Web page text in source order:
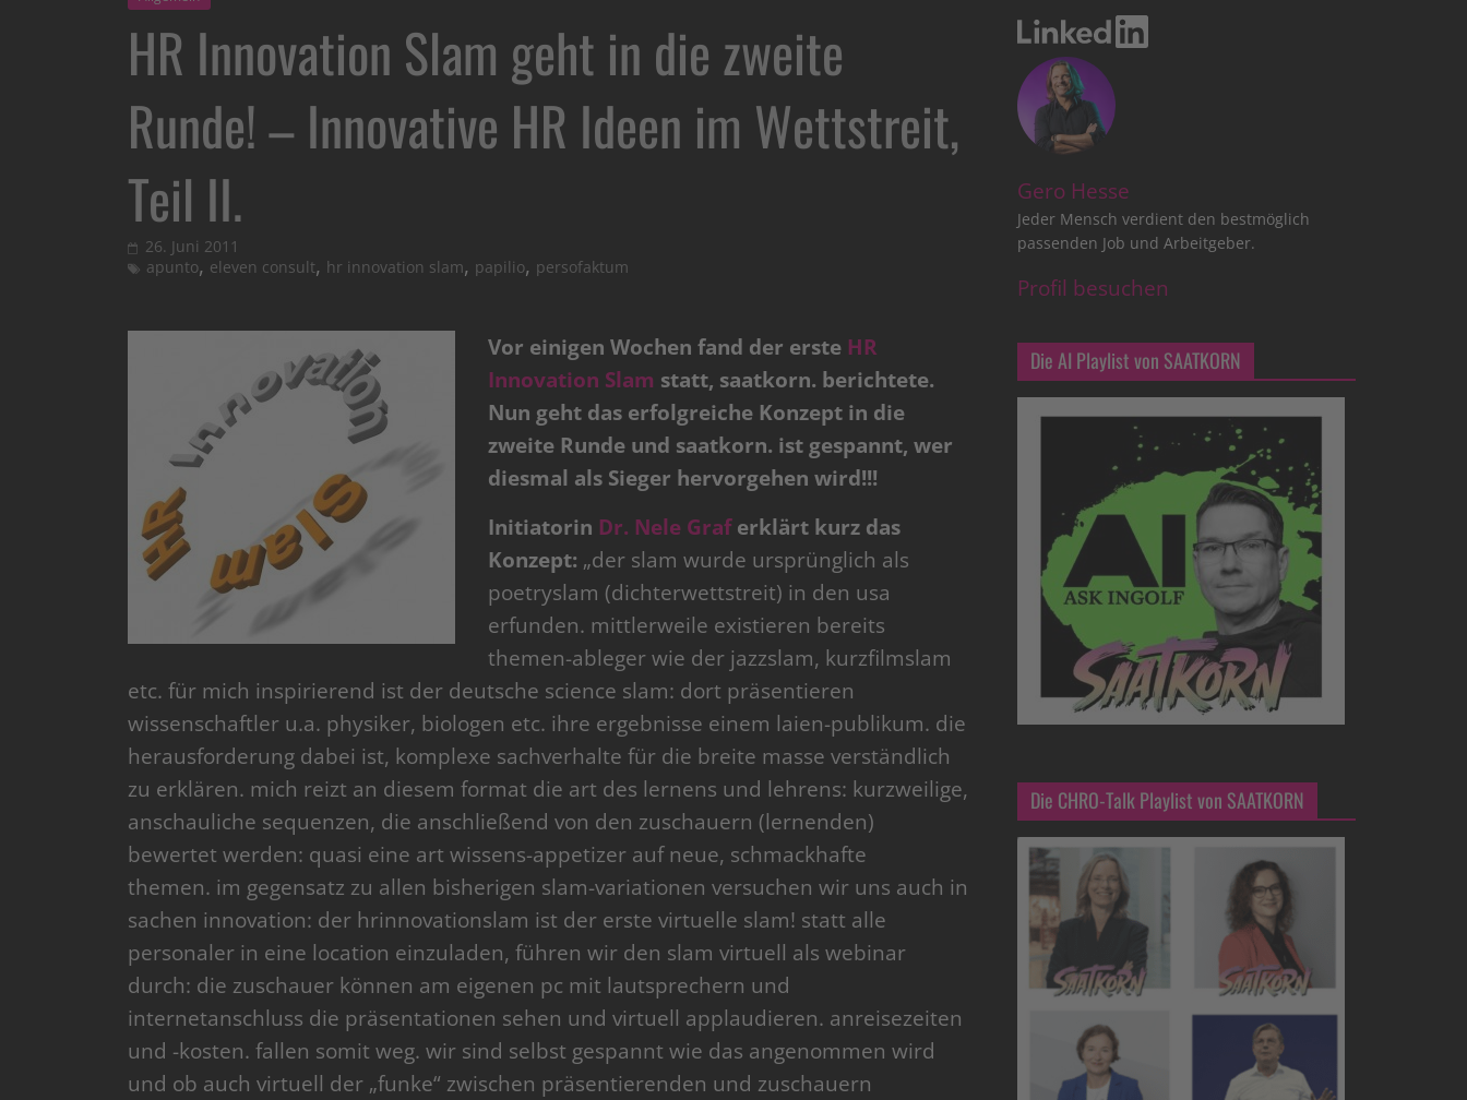
HR Innovation Slam geht in die zweite
Runde! – Innovative HR Ideen im Wettstreit,
Teil II.
26. Juni 2011
apunto, eleven consult, hr innovation slam, papilio, persofaktum
Vor einigen Wochen fand der erste HR
Innovation Slam statt, saatkorn. berichtete.
Nun geht das erfolgreiche Konzept in die
zweite Runde und saatkorn. ist gespannt, wer
diesmal als Sieger hervorgehen wird!!!
Initiatorin Dr. Nele Graferklärt kurz das
Konzept: „der slam wurde ursprünglich als
poetryslam (dichterwettstreit) in den usa
erfunden. mittlerweile existieren bereits
themen-ableger wie der jazzslam, kurzfilmslam
etc. für mich inspirierend ist der deutsche science slam: dort präsentieren
wissenschaftler u.a. physiker, biologen etc. ihre ergebnisse einem laien-publikum. die
herausforderung dabei ist, komplexe sachverhalte für die breite masse verständlich
zu erklären. mich reizt an diesem format die art des lernens und lehrens: kurzweilige,
anschauliche sequenzen, die anschließend von den zuschauern (lernenden)
bewertet werden: quasi eine art wissens-appetizer auf neue, schmackhafte
themen. im gegensatz zu allen bisherigen slam-variationen versuchen wir uns auch in
sachen innovation: der hrinnovationslam ist der erste virtuelle slam! statt alle
personaler in eine location einzuladen, führen wir den slam virtuell als webinar
durch: die zuschauer können am eigenen pc mit lautsprechern und
internetanschluss die präsentationen sehen und virtuell applaudieren. anreisezeiten
und -kosten. fallen somit weg. wir sind selbst gespannt wie das angenommen wird
und ob auch virtuell der „funke“ zwischen präsentierenden und zuschauern
Gero Hesse
Jeder Mensch verdient den bestmöglich
passenden Job und Arbeitgeber.
Profil besuchen
Die AI Playlist von SAATKORN
Die CHRO-Talk Playlist von SAATKORN